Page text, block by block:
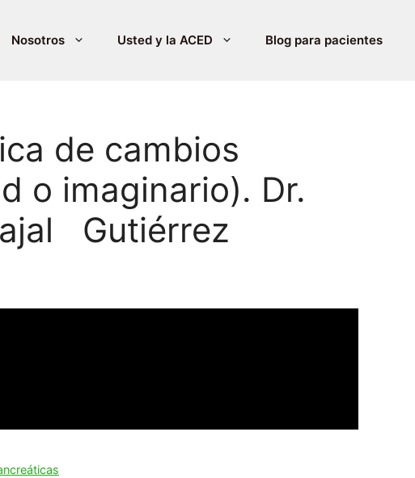
Nosotros Usted y la ACED Blog para pacientes
de cambios
o imaginario). Dr.
Gutiérrez